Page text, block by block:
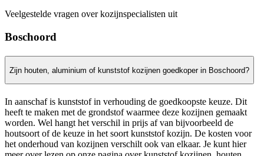
Veelgestelde vragen over kozijnspecialisten uit
Boschoord
Zijn houten, aluminium of kunststof kozijnen goedkoper in Boschoord?
In aanschaf is kunststof in verhouding de goedkoopste keuze. Dit
heeft te maken met de grondstof waarmee deze kozijnen gemaakt
worden. Wel hangt het verschil in prijs af van bijvoorbeeld de
houtsoort of de keuze in het soort kunststof kozijn. De kosten voor
het onderhoud van kozijnen verschilt ook van elkaar. Je kunt hier